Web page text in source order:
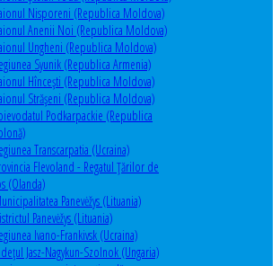
Nisporeni (Republica Moldova)
Anenii Noi (Republica Moldova)
Ungheni (Republica Moldova)
Syunik (Republica Armenia)
Hîncești (Republica Moldova)
Străşeni (Republica Moldova)
Podkarpackie (Republica
Transcarpatia (Ucraina)
Flevoland - Regatul Ţărilor de
(Olanda)
Panevėžys (Lituania)
Panevėžys (Lituania)
Ivano-Frankivsk (Ucraina)
Jasz-Nagykun-Szolnok (Ungaria)